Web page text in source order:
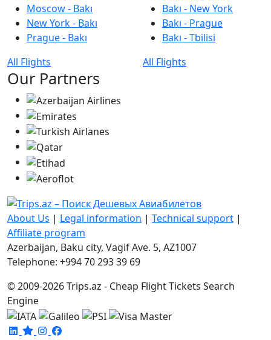
Moscow - Bakı
New York - Bakı
Prague - Bakı
All Flights
Bakı - New York
Bakı - Prague
Bakı - Tbilisi
All Flights
Our Partners
About Us | Legal information | Technical support |
Affiliate program
Azerbaijan, Baku city, Vagif Ave. 5, AZ1007
Telephone: +994 70 293 39 69
© 2009-2026 Trips.az - Cheap Flight Tickets Search
Engine